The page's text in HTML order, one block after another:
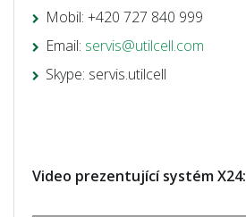
Mobil: +420 727 840 999
Email: servis@utilcell.com
Skype: servis.utilcell
Video prezentující systém X24: